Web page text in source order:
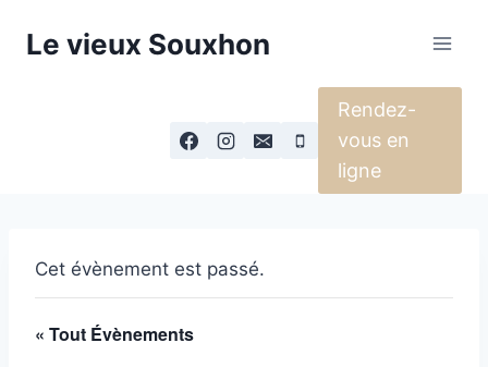
Le vieux Souxhon
Rendez-
vous en
ligne
Cet évènement est passé.
« Tout Évènements